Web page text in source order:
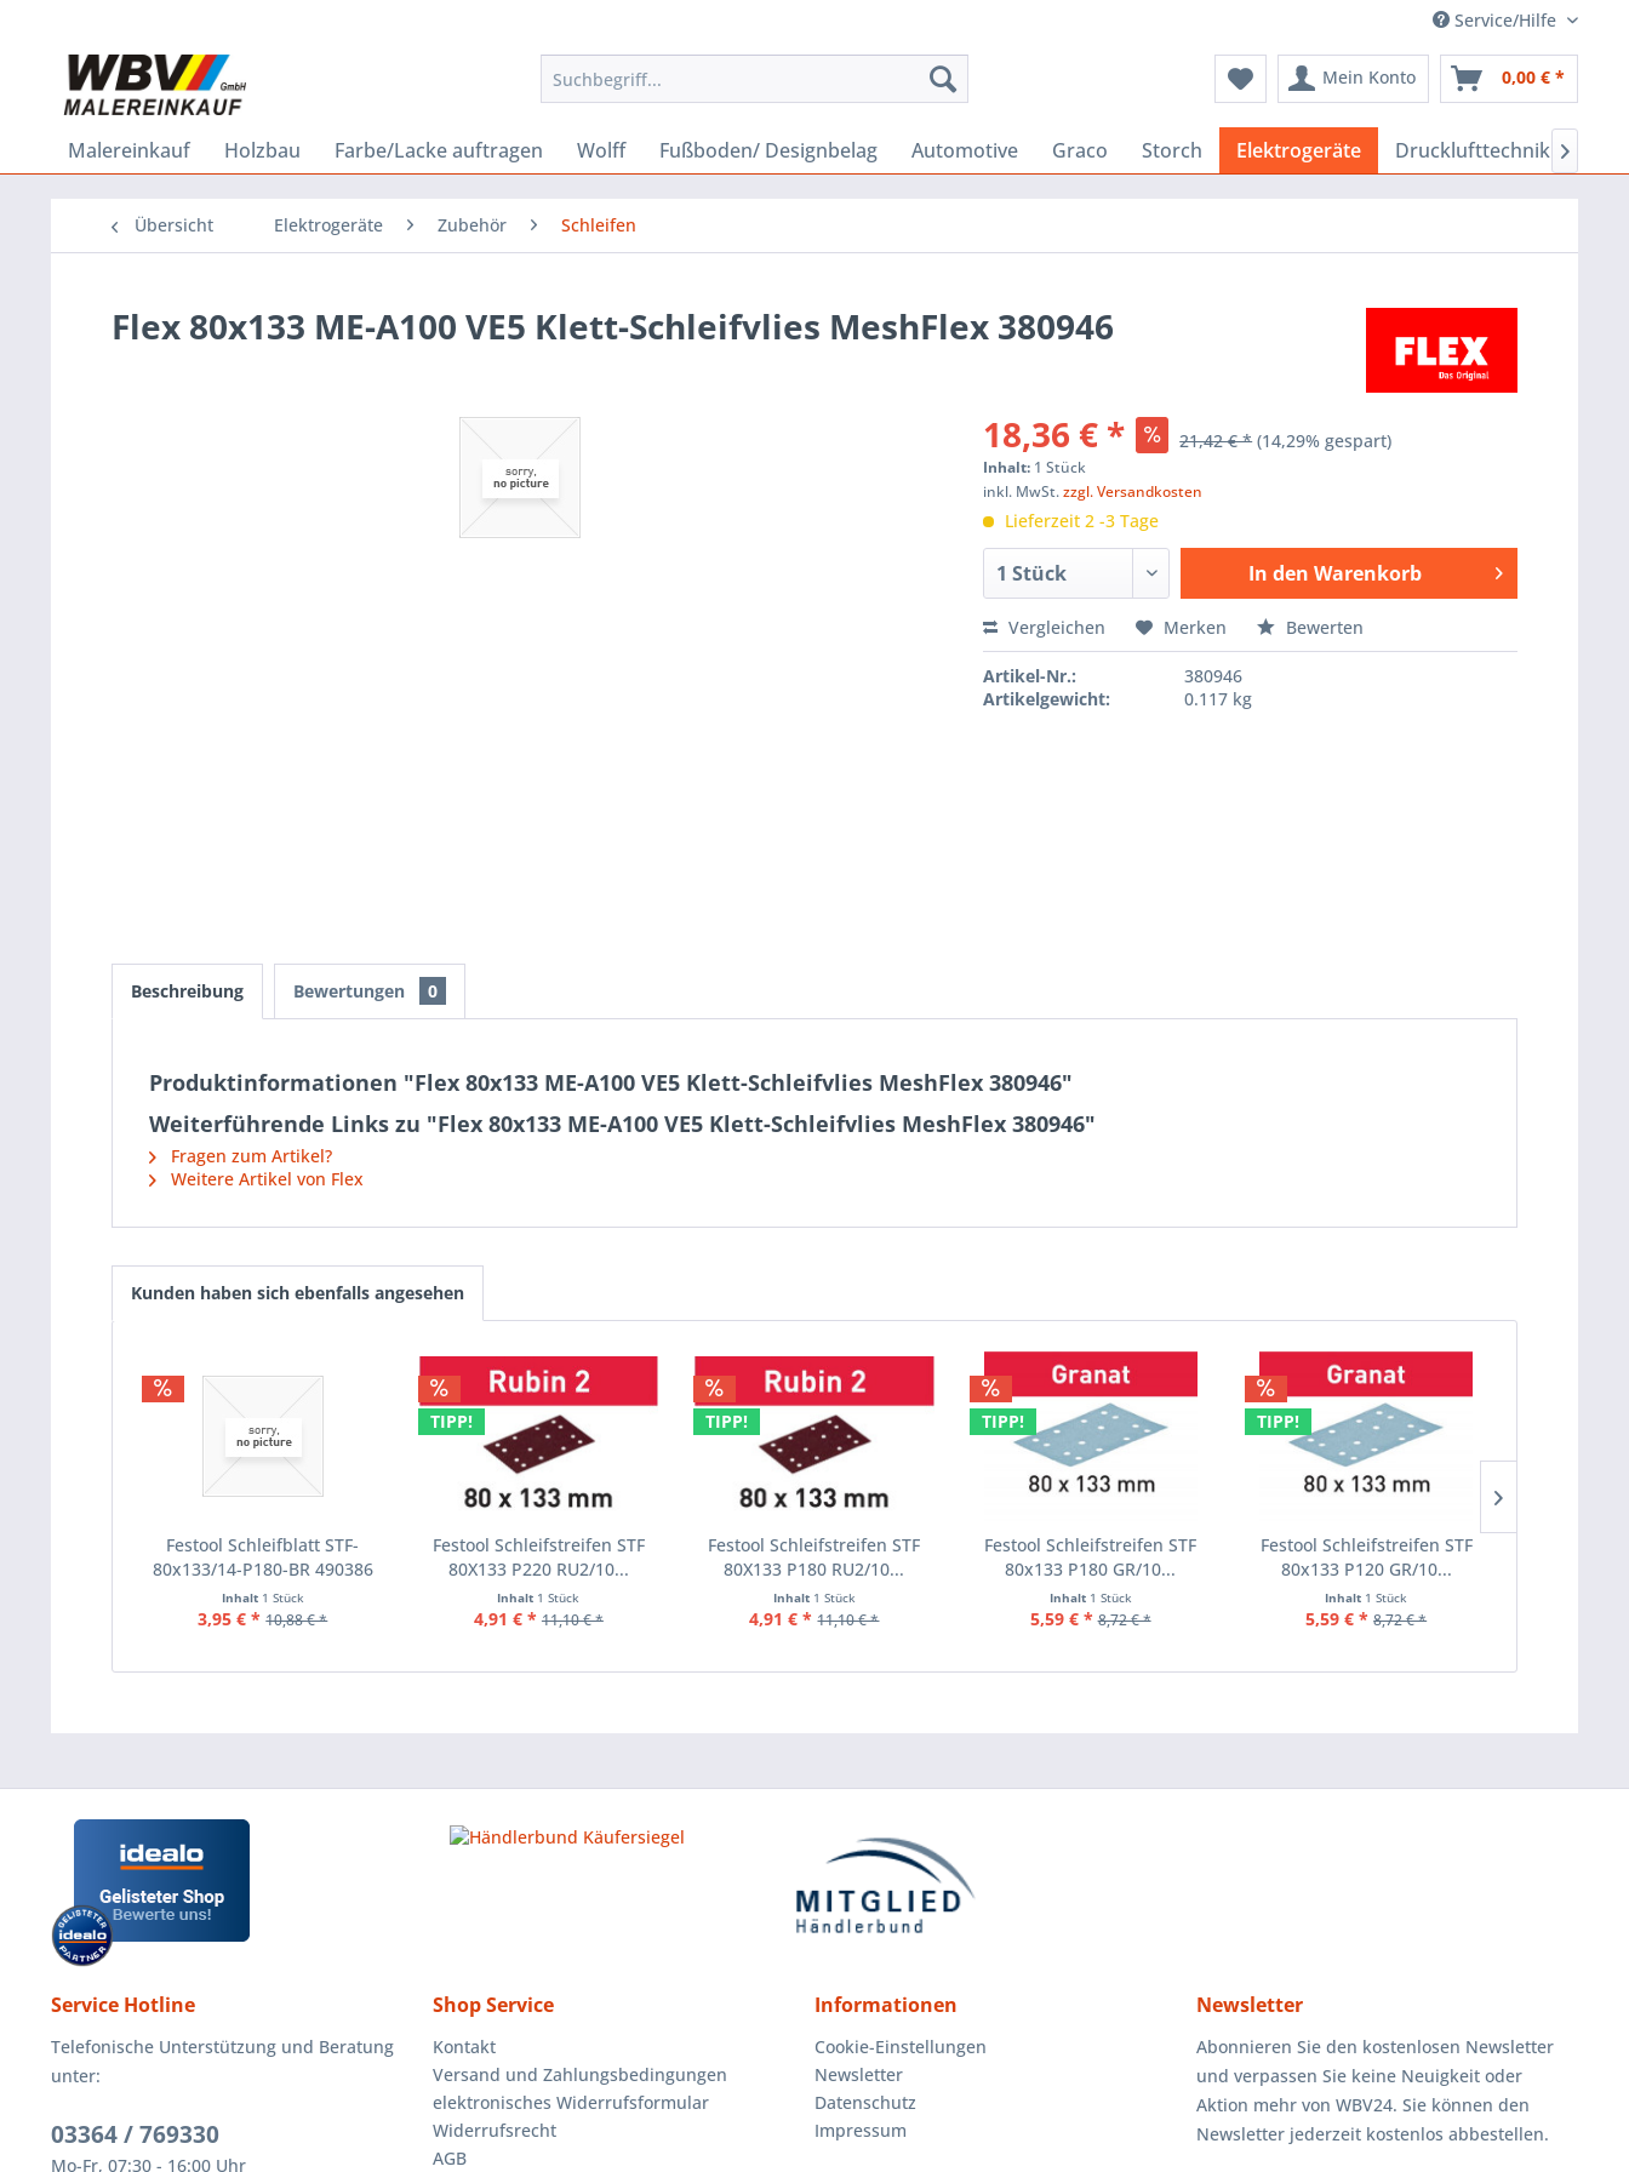
Service/Hilfe
Mein Konto 0,00 € *
Malereinkauf Holzbau Farbe/Lacke auftragen Wolff Fußboden/ Designbelag Automotive Graco Storch Elektrogeräte Drucklufttechnik 
Übersicht Elektrogeräte Zubehör Schleifen
Flex 80x133 ME-A100 VE5 Klett-Schleifvlies MeshFlex 380946
18,36 € * 21,42 € * (14,29% gespart)
Inhalt: 1 Stück
inkl. MwSt.zzgl. Versandkosten
Lieferzeit 2 -3 Tage
In den Warenkorb
Hinzugefügt
Vergleichen Merken Bewerten
Artikel-Nr.:
380946
Artikelgewicht:
0.117 kg
Beschreibung Bewertungen 0
Produktinformationen "Flex 80x133 ME-A100 VE5 Klett-Schleifvlies MeshFlex 380946"
Weiterführende Links zu "Flex 80x133 ME-A100 VE5 Klett-Schleifvlies MeshFlex 380946"
Fragen zum Artikel?
Weitere Artikel von Flex
Kunden haben sich ebenfalls angesehen
Festool Schleifblatt STF-
80x133/14-P180-BR 490386
Inhalt 1 Stück
3,95 € * 10,88 € *
TIPP!
Festool Schleifstreifen STF
80X133 P220 RU2/10...
Inhalt 1 Stück
4,91 € * 11,10 € *
TIPP!
Festool Schleifstreifen STF
80X133 P180 RU2/10...
Inhalt 1 Stück
4,91 € * 11,10 € *
TIPP!
Festool Schleifstreifen STF
80x133 P180 GR/10...
Inhalt 1 Stück
5,59 € * 8,72 € *
TIPP!
Festool Schleifstreifen STF
80x133 P120 GR/10...
Inhalt 1 Stück
5,59 € * 8,72 € *
Service Hotline
Telefonische Unterstützung und Beratung
unter:
03364 / 769330
Mo-Fr, 07:30 - 16:00 Uhr
Shop Service
Kontakt
Versand und Zahlungsbedingungen
elektronisches Widerrufsformular
Widerrufsrecht
AGB
Informationen
Cookie-Einstellungen
Newsletter
Datenschutz
Impressum
Newsletter
Abonnieren Sie den kostenlosen Newsletter
und verpassen Sie keine Neuigkeit oder
Aktion mehr von WBV24. Sie können den
Newsletter jederzeit kostenlos abbestellen.